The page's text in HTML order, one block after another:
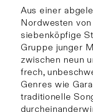
Aus einer
Nordwesten
siebenköpfige
Gruppe junger
zwischen neun
frech,
Genres wie
traditionelle